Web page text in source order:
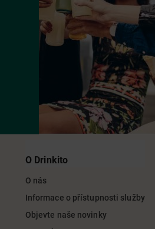
O Drinkito
O nás
Informace o přístupnosti služby
Objevte naše novinky